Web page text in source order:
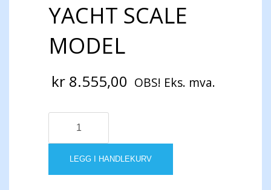
YACHT SCALE
MODEL
kr 8.555,00 OBS! Eks. mva.
MODEL
LEGG I HANDLEKURV